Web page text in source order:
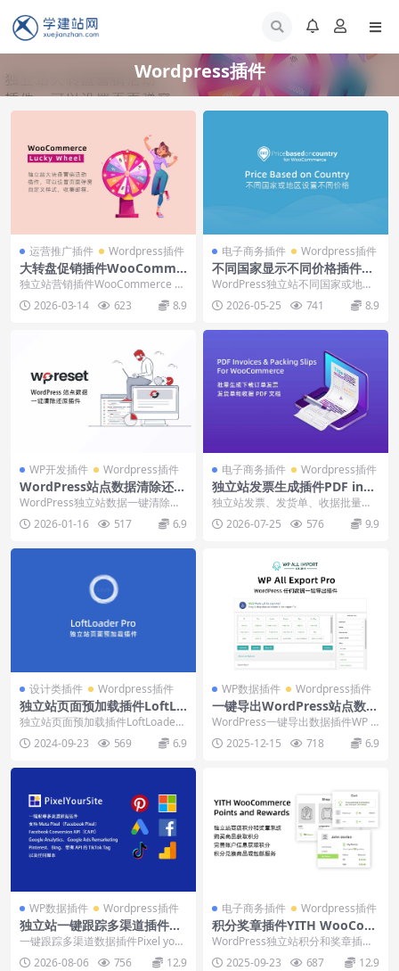
Wordpress插件
运营推广插件 Wordpress插件
大转盘促销插件WooComme
rce Lucky Wheel下载安装使
独立站营销插件WooCommerce Lu
cky Wheel下载安装和使用视频教...
2026-03-14 623 8.9
电子商务插件 Wordpress插件
不同国家显示不同价格插件Pri
ce Based on Country下载使
WordPress独立站不同国家或地区
显示设置不同的价格插件：Price B
as...2026-05-25 741 8.9
WP开发插件 Wordpress插件
WordPress站点数据清除还原
插件WP Reset Pro下载使用
教程
WordPress独立站数据一键清除恢
复插件WP Reset，支持三种不同级
别的...2026-01-16 517 6.9
电子商务插件 Wordpress插件
独立站发票生成插件PDF invo
ices & packing Slips下载安
装教程
独立站发票、发货单、收据批量生
成插件PDF invoices & packing...
2026-07-25 576 9.9
设计类插件 Wordpress插件
独立站页面预加载插件LoftLo
ader Pro下载安装教程
独立站页面预加载插件LoftLoader
Pro，支持预加载图标、背景、文本
消息...2024-09-23 569 6.9
WP数据插件 Wordpress插件
一键导出WordPress站点数据
插件WP All Export Pro下载
安装教程
WordPress一键导出数据插件WP A
ll Export，支持文章、产品、订...
2025-12-15 718 6.9
WP数据插件 Wordpress插件
独立站一键跟踪多渠道插件Pi
xel yoursite下载安装使用教
一键跟踪多渠道数据插件Pixel your
site，支持Meta Pixel（F...
2026-08-06 756 12.9
电子商务插件 Wordpress插件
积分奖章插件YITH WooCom
merce Points and Rewards
WordPress独立站积分和奖章插件Y
ITH WooCommerce Poin...
2025-09-23 687 12.9